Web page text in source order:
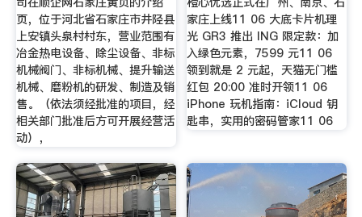
页，位于河北省石家庄市井陉县
上安镇头泉村村东，营业范围有
冶金热电设备、除尘设备、非标
机械阀门、非标机械、提升输送
机械、磨粉机的研发、制造及销
售。（依法须经批准的项目，经
相关部门批准后方可开展经营活
动），
家庄上线11 06 大底卡片机理
光 GR3 推出 ING 限定款：加
入绿色元素，7599 元11 06
领到就是 2 元起，天猫无门槛
红包 20:00 准时开领11 06
iPhone 玩机指南：iCloud 钥
匙串，实用的密码管家11 06